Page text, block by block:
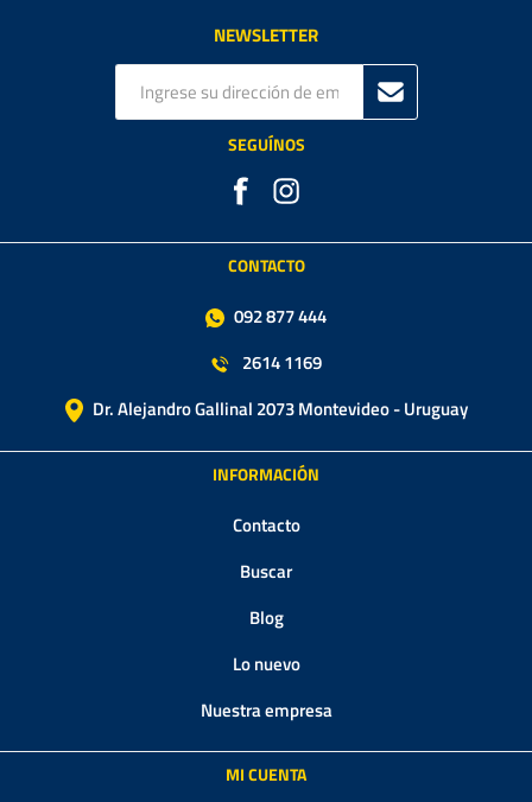
NEWSLETTER
SEGUÍNOS
CONTACTO
092 877 444
2614 1169
Dr. Alejandro Gallinal 2073 Montevideo - Uruguay
INFORMACIÓN
Contacto
Buscar
Blog
Lo nuevo
Nuestra empresa
MI CUENTA